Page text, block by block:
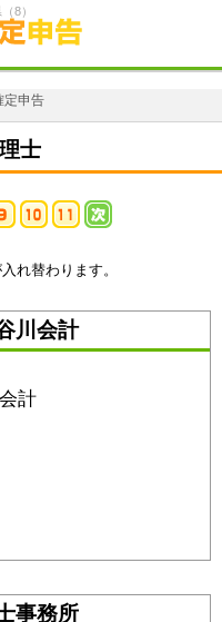
8）
定申告
士
れ替わります。
川会計
計
事務所